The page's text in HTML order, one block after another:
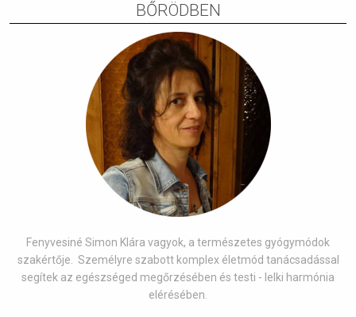
BŐRÖDBEN
Fenyvesiné Simon Klára vagyok, a természetes gyógymódok
szakértője. Személyre szabott komplex életmód tanácsadással
segítek az egészséged megőrzésében és testi - lelki harmónia
elérésében.